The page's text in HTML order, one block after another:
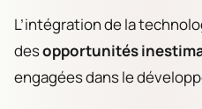
L’intégration de la
desopportunités
engagées dans le